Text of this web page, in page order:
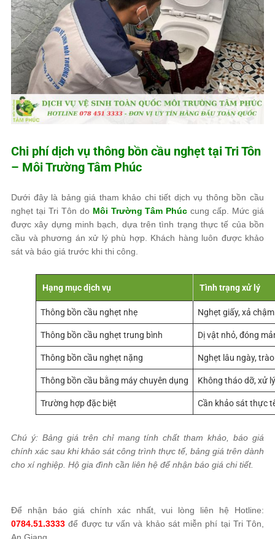
Chi phí dịch vụ thông bồn cầu nghẹt tại Tri Tôn
– Môi Trường Tâm Phúc
Dưới đây là bảng giá tham khảo chi tiết dịch vụ thông bồn cầu
nghẹt tại Tri Tôn do Môi Trường Tâm Phúc cung cấp. Mức giá
được xây dựng minh bạch, dựa trên tình trạng thực tế của bồn
cầu và phương án xử lý phù hợp. Khách hàng luôn được khảo
sát và báo giá trước khi thi công.
Hạng mục dịch vụ Tình trạng xử lý
Thông bồn cầu nghẹt nhẹ Nghẹt giấy, xả chậm
Thông bồn cầu nghẹt trung bình Dị vật nhỏ, đóng
Thông bồn cầu nghẹt nặng Nghẹt lâu ngày,
Thông bồn cầu bằng máy chuyên dụng Không tháo dỡ, xử
Trường hợp đặc biệt Cần khảo sát thực
Chú ý: Bảng giá trên chỉ mang tính chất tham khảo, báo giá
chính xác sau khi khảo sát công trình thực tế, bảng giá trên dành
cho xí nghiệp. Hộ gia đình cần liên hệ để nhận báo giá chi tiết.
Để nhận báo giá chính xác nhất, vui lòng liên hệ Hotline:
0784.51.3333 để được tư vấn và khảo sát miễn phí tại Tri Tôn,